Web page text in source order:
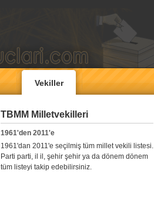
Vekiller
TBMM Milletvekilleri
1961'den 2011'e
1961'dan 2011'e seçilmiş tüm millet vekili listesi.
Parti parti, il il, şehir şehir ya da dönem dönem
tüm listeyi takip edebilirsiniz.